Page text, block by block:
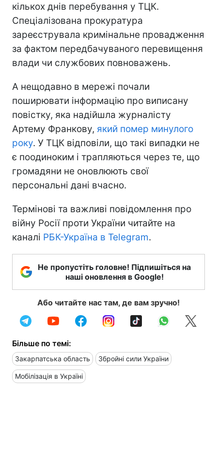
кількох днів перебування у ТЦК.
Спеціалізована прокуратура
зареєструвала кримінальне провадження
за фактом передбачуваного перевищення
влади чи службових повноважень.
А нещодавно в мережі почали
поширювати інформацію про виписану
повістку, яка надійшла журналісту
Артему Франкову, який помер минулого
року. У ТЦК відповіли, що такі випадки не
є поодиноким і трапляються через те, що
громадяни не оновлюють свої
персональні дані вчасно.
Термінові та важливі повідомлення про
війну Росії проти України читайте на
каналі РБК-Україна в Telegram.
Не пропустіть головне! Підпишіться на
наші оновлення в Google!
Або читайте нас там, де вам зручно!
Більше по темі:
Закарпатська область Збройні сили України
Мобілізація в Україні